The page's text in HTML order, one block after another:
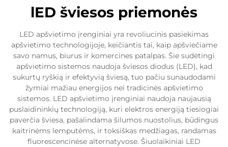
lED šviesos priemonės
LED apšvietimo įrenginiai yra revoliucinis pasiekimas
apšvietimo technologijoje, keičiantis tai, kaip apšviečiame
savo namus, biurus ir komercines patalpas. Šie sudėtingi
apšvietimo sistemos naudoja šviesos diodus (LED), kad
sukurtų ryškią ir efektyvią šviesą, tuo pačiu sunaudodami
žymiai mažiau energijos nei tradicinės apšvietimo
sistemos. LED apšvietimo įrenginiai naudoja naujausią
puslaidininkių technologiją, kuri elektros energiją tiesiogiai
paverčia šviesa, pašalindama šilumos nuostolius, būdingus
kaitrinėms lemputėms, ir toksiškas medžiagas, randamas
fluorescencinėse alternatyvose. Šiuolaikiniai LED